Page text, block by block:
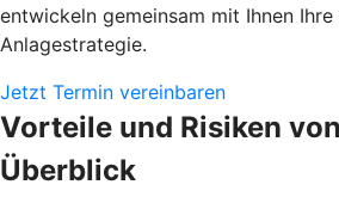
entwickeln gemeinsam mit Ihnen
Anlagestrategie.
Jetzt Termin vereinbaren
Vorteile und Risiken
Überblick